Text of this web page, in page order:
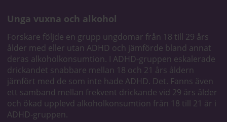
Unga vuxna och alkohol
Forskare följde en grupp ungdomar från 18 till 29 års
ålder med eller utan ADHD och jämförde bland annat
deras alkoholkonsumtion. I ADHD-gruppen eskalerade
drickandet snabbare mellan 18 och 21 års åldern
jämfört med de som inte hade ADHD. Det. Fanns även
ett samband mellan frekvent drickande vid 29 års ålder
och ökad upplevd alkoholkonsumtion från 18 till 21 år i
ADHD-gruppen.